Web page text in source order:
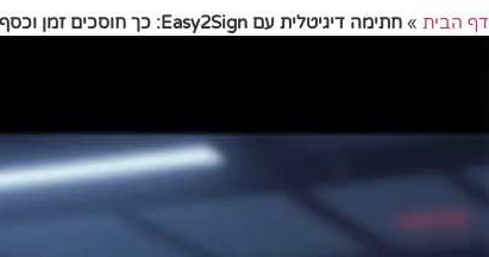
דף הבית » חתימה דיגיטלית עם Easy2Sign: כך חוסכים זמן וכסף, כולל מדריך מפורט